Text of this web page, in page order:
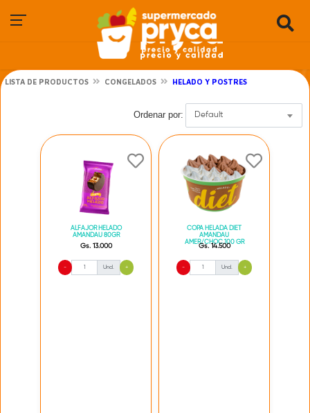
LISTA DE PRODUCTOS CONGELADOS HELADO Y POSTRES
Ordenar por: Default
ALFAJOR HELADO
AMANDAU 80GR
Gs. 13.000
- Und. +
COPA HELADA DIET
AMANDAU
AMER/CHOC.100 GR
Gs. 14.500
- Und. +